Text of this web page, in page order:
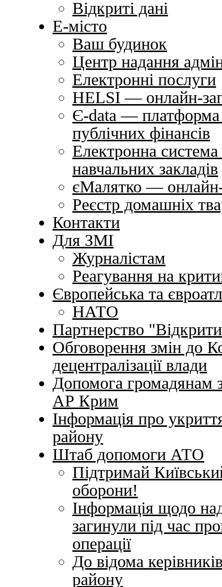
Відкриті дані
Е-місто
Ваш будинок
Центр надання
Електронні послуги
HELSI — онлайн-
Є-data — платформа
публічних фінансів
Електронна
навчальних закладів
єМалятко — онлайн-
Реєстр домашніх
Контакти
Для ЗМІ
Журналістам
Реагування на
Європейська та
НАТО
Партнерство
Обговорення змін до
децентралізації влади
Допомога громадянам
АР Крим
Інформація про
району
Штаб допомоги АТО
Підтримай
оборони!
Інформація щодо
загинули під час
операції
До відома
району